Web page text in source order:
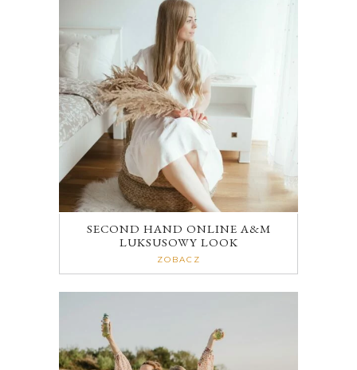
SECOND HAND ONLINE A&M
LUKSUSOWY LOOK
ZOBACZ